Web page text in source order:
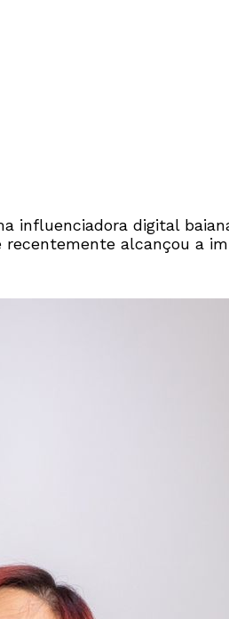
influenciadora digital
alcançou a